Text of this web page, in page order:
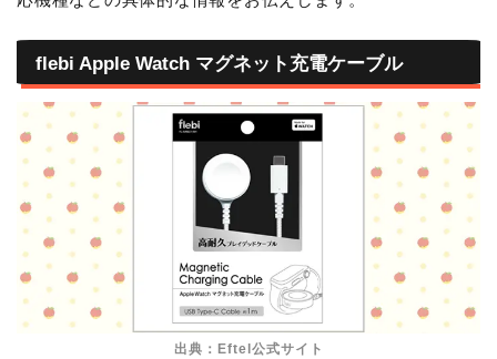
flebi Apple Watch マグネット充電ケーブル
出典：Eftel公式サイト